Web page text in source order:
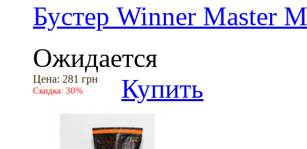
Бустер Winner Master
Ожидается
Цена: 281 грн
Скидка: 30% Купить